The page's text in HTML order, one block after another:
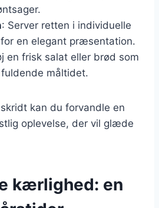
: Server retten i individuelle
en elegant præsentation.
en frisk salat eller brød som
måltidet.
kan du forvandle en
oplevelse, der vil glæde
kærlighed: en